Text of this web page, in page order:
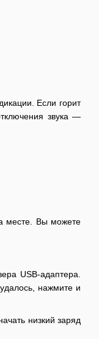
Если горит
звука —
месте. Вы можете
USB-адаптера.
нажмите и
низкий заряд